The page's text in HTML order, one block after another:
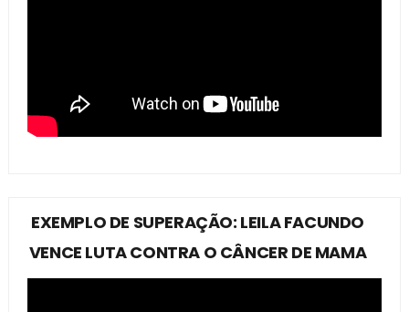
EXEMPLO DE SUPERAÇÃO: LEILA FACUNDO
VENCE LUTA CONTRA O CÂNCER DE MAMA